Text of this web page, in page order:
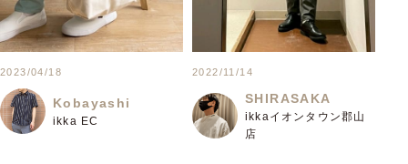
2023/04/18
Kobayashi
ikka EC
2022/11/14
SHIRASAKA
ikkaイオンタウン郡山
店